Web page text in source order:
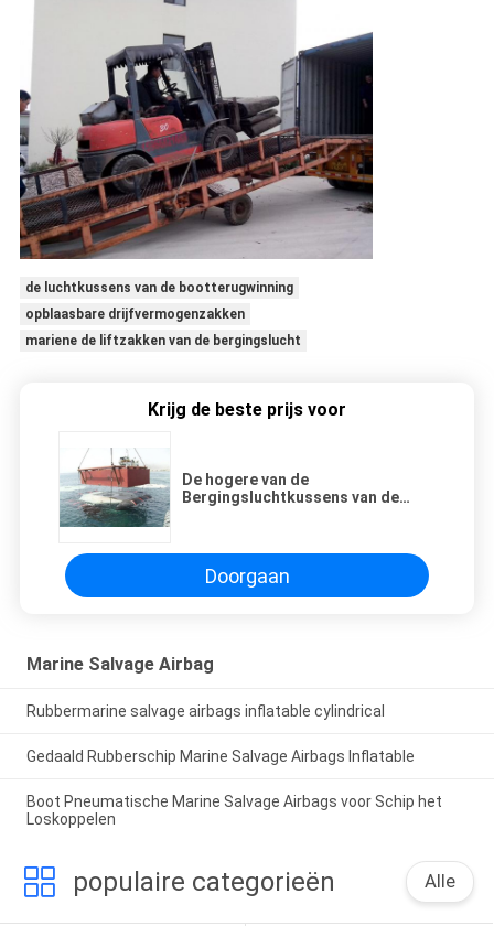
de luchtkussens van de bootterugwinning
opblaasbare drijfvermogenzakken
mariene de liftzakken van de bergingslucht
Krijg de beste prijs voor
De hogere van de
Bergingsluchtkussens van de
Doorgaan
Marine Salvage Airbag
Rubbermarine salvage airbags inflatable cylindrical
Gedaald Rubberschip Marine Salvage Airbags Inflatable
Boot Pneumatische Marine Salvage Airbags voor Schip het
Loskoppelen
populaire categorieën Alle